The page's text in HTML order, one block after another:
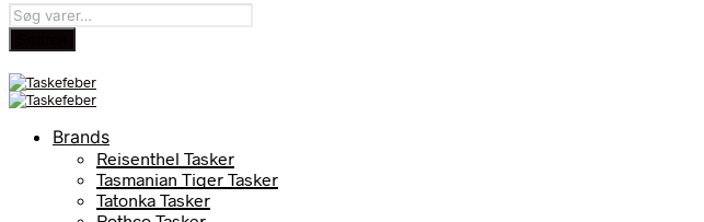
Brands
Reisenthel Tasker
Tasmanian Tiger Tasker
Tatonka Tasker